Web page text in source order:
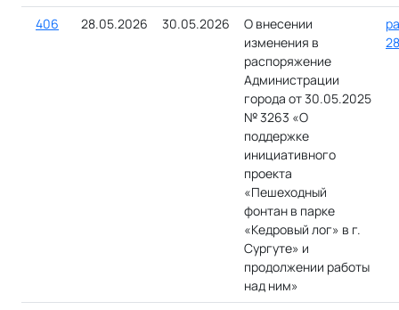
406 28.05.2026 30.05.2026
О внесении
изменения в
распоряжение
Администрации
города от 30.05.2025
№ 3263 «О
поддержке
инициативного
проекта
«Пешеходный
фонтан в парке
«Кедровый лог» в г.
Сургуте» и
продолжении работы
над ним»